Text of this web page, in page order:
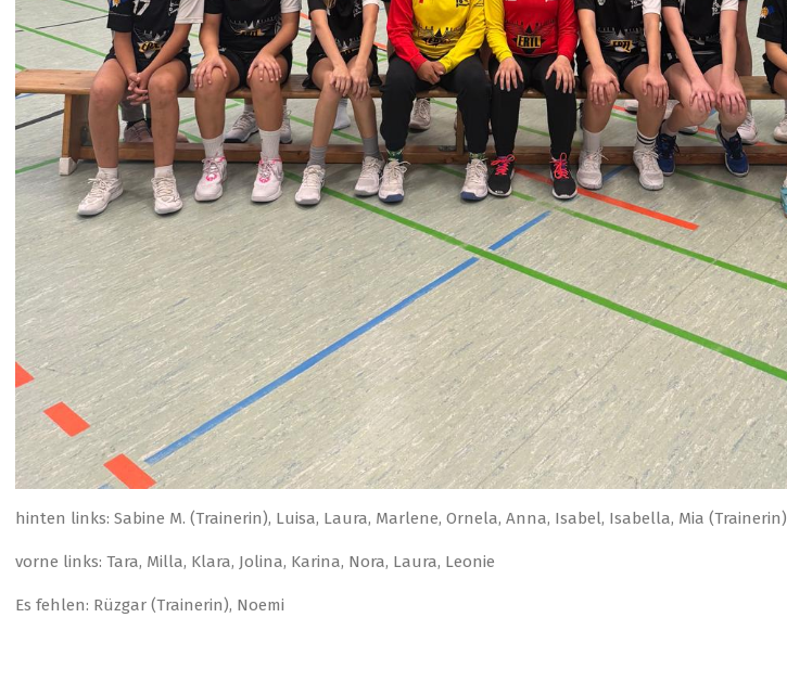
hinten links: Sabine M. (Trainerin), Luisa, Laura, Marlene, Ornela, Anna, Isabel, Isabella, Mia (Trainerin)
vorne links: Tara, Milla, Klara, Jolina, Karina, Nora, Laura, Leonie
Es fehlen: Rüzgar (Trainerin), Noemi